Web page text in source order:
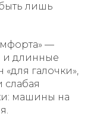
лишь
—
и длинные
галочки»,
слабая
машины на